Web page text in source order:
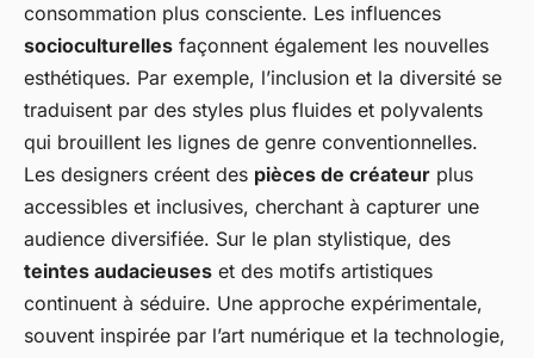
consommation plus consciente. Les influences
socioculturelles façonnent également les nouvelles
esthétiques. Par exemple, l’inclusion et la diversité se
traduisent par des styles plus fluides et polyvalents
qui brouillent les lignes de genre conventionnelles.
Les designers créent des pièces de créateur plus
accessibles et inclusives, cherchant à capturer une
audience diversifiée. Sur le plan stylistique, des
teintes audacieuses et des motifs artistiques
continuent à séduire. Une approche expérimentale,
souvent inspirée par l’art numérique et la technologie,